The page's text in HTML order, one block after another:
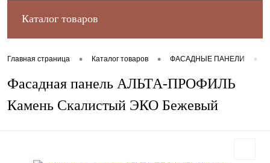
Каталог товаров
Главная страница • Каталог товаров • ФАСАДНЫЕ ПАНЕЛИ •
Фасадная панель АЛЬТА-ПРОФИЛЬ
Камень Скалистый ЭКО Бежевый